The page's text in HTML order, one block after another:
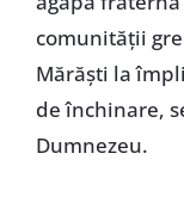
comunității
Mărăști la
de închinare,
Dumnezeu.